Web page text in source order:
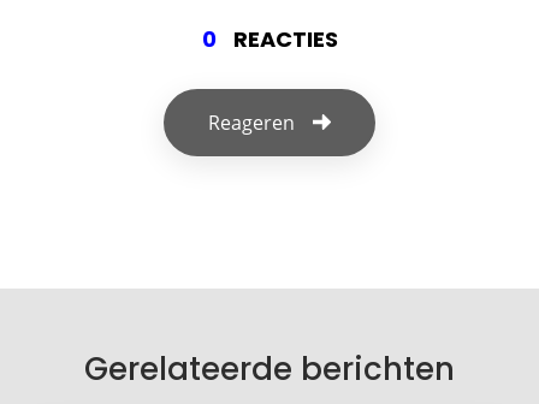
0 REACTIES
Reageren
Je e-mailadres wordt niet gepubliceerd.
Gerelateerde berichten